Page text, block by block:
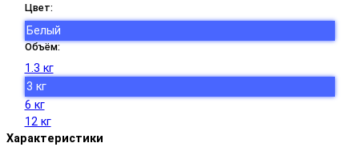
Цвет:
Белый
Объём:
1.3 кг
3 кг
6 кг
12 кг
Характеристики